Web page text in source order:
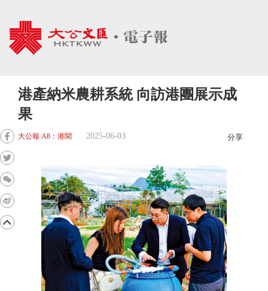
港產納米農耕系統 向訪港團展示成
果
大公報 A8：港聞 2025-06-03 分享